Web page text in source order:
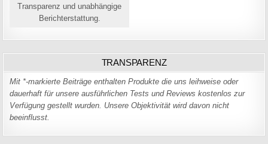
Transparenz und unabhängige
Berichterstattung.
TRANSPARENZ
Mit *-markierte Beiträge enthalten Produkte die uns leihweise oder
dauerhaft für unsere ausführlichen Tests und Reviews kostenlos zur
Verfügung gestellt wurden. Unsere Objektivität wird davon nicht
beeinflusst.